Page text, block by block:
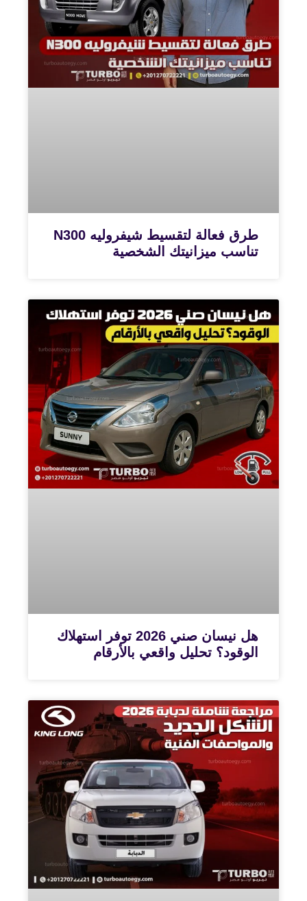
طرق فعالة لتقسيط شيفروليه N300
تناسب ميزانيتك الشخصية
هل نيسان صني 2026 توفر استهلاك
الوقود؟ تحليل واقعي بالأرقام